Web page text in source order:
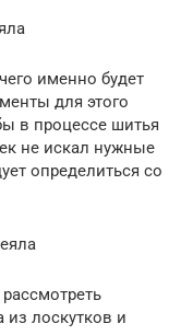
именно будет
для этого
в процессе шитья
не искал нужные
определиться со
лоскутков и